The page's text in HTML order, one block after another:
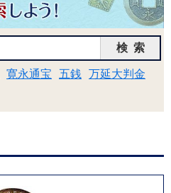
検索
寛永通宝 五銭 万延大判金